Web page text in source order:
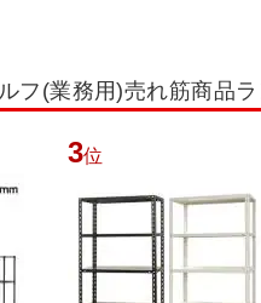
フ(業務用)売れ筋商品
3位